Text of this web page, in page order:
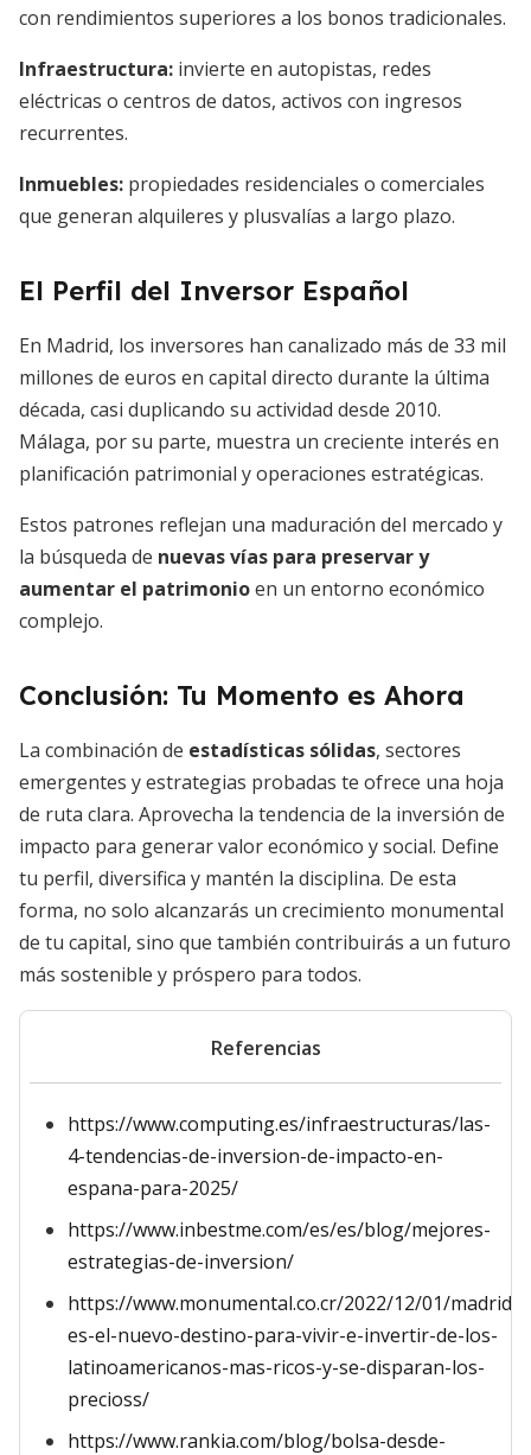
con rendimientos superiores a los bonos tradicionales.
Infraestructura: invierte en autopistas, redes
eléctricas o centros de datos, activos con ingresos
recurrentes.
Inmuebles: propiedades residenciales o comerciales
que generan alquileres y plusvalías a largo plazo.
El Perfil del Inversor Español
En Madrid, los inversores han canalizado más de 33 mil
millones de euros en capital directo durante la última
década, casi duplicando su actividad desde 2010.
Málaga, por su parte, muestra un creciente interés en
planificación patrimonial y operaciones estratégicas.
Estos patrones reflejan una maduración del mercado y
la búsqueda de nuevas vías para preservar y
aumentar el patrimonioen un entorno económico
complejo.
Conclusión: Tu Momento es Ahora
La combinación de estadísticas sólidas, sectores
emergentes y estrategias probadas te ofrece una hoja
de ruta clara. Aprovecha la tendencia de la inversión de
impacto para generar valor económico y social. Define
tu perfil, diversifica y mantén la disciplina. De esta
forma, no solo alcanzarás un crecimiento monumental
de tu capital, sino que también contribuirás a un futuro
más sostenible y próspero para todos.
Referencias
https://www.computing.es/infraestructuras/las-
4-tendencias-de-inversion-de-impacto-en-
espana-para-2025/
https://www.inbestme.com/es/es/blog/mejores-
estrategias-de-inversion/
https://www.monumental.co.cr/2022/12/01/madrid-
es-el-nuevo-destino-para-vivir-e-invertir-de-los-
latinoamericanos-mas-ricos-y-se-disparan-los-
precioss/
https://www.rankia.com/blog/bolsa-desde-